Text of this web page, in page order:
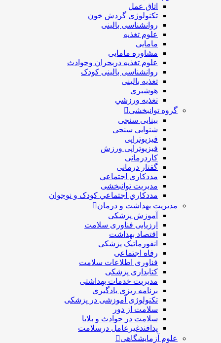
اتاق عمل
تکنولوژی گردش خون
روانشناسی بالینی
علوم تغذیه
مامایی
مشاوره مامایی
علوم تغذیه دربحران وحوادث
روانشناسی بالینی کودک
تغذیه بالینی
هوشبری
تغذيه ورزشي
گروه توانبخشی
بینایی سنجی
شنوایی سنجی
فیزیوتراپی
فیزیوتراپی ورزش
کاردرمانی
گفتار درمانی
مددکاری اجتماعی
مديريت توانبخشی
مددکاري اجتماعي کودک و نوجوان
مدیریت بهداشت و درمان
آموزش پزشکی
ارزیابی فناوری سلامت
اقتصاد بهداشت
انفورماتیک پزشکی
رفاه اجتماعی
فناوری اطلاعات سلامت
کتابداری پزشکی
مديريت خدمات بهداشتی
برنامه ریزی یادگیری
تکنولوژی آموزشی در پزشکی
سلامت از دور
سلامت در حوادث و بلایا
پدافندغیرعامل درسلامت
علوم آزمایشگاهی